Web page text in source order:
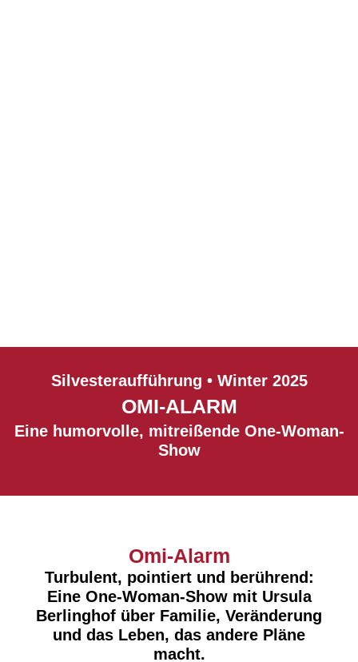
Silvesteraufführung • Winter 2025
OMI-ALARM
Eine humorvolle, mitreißende One-Woman-
Show
Omi-Alarm
Turbulent, pointiert und berührend:
Eine One-Woman-Show mit Ursula
Berlinghof über Familie, Veränderung
und das Leben, das andere Pläne
macht.